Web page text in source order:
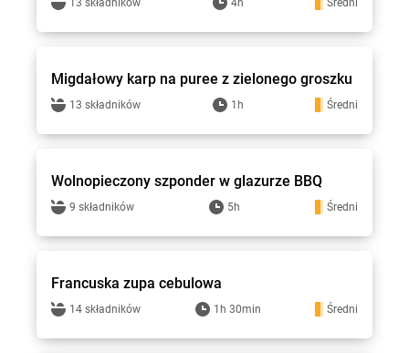
13 składników 4h Średni
Stokrotka - przepisy
Migdałowy karp na puree z zielonego groszku
13 składników 1h Średni
Stokrotka - przepisy
Wolnopieczony szponder w glazurze BBQ
9 składników 5h Średni
Stokrotka - przepisy
Francuska zupa cebulowa
14 składników 1h 30min Średni
Stokrotka - przepisy